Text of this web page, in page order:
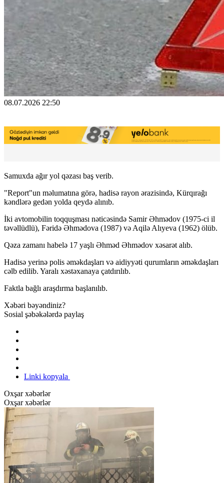
08.07.2026 22:50
Samuxda ağır yol qəzası baş verib.
"Report"un məlumatına görə, hadisə rayon ərazisində, Kürqırağı
kəndlərə gedən yolda qeydə alınıb.
İki avtomobilin toqquşması nəticəsində Samir Əhmədov (1975-ci il
təvəllüdlü), Fəridə Əhmədova (1987) və Aqilə Alıyeva (1962) ölüb.
Qəza zamanı habelə 17 yaşlı Əhməd Əhmədov xəsarət alıb.
Hadisə yerinə polis əməkdaşları və aidiyyəti qurumların əməkdaşları
cəlb edilib. Yaralı xəstəxanaya çatdırılıb.
Faktla bağlı araşdırma başlanılıb.
Xəbəri bəyəndiniz?
Sosial şəbəkələrdə paylaş
Linki kopyala
Oxşar xəbərlər
Oxşar xəbərlər